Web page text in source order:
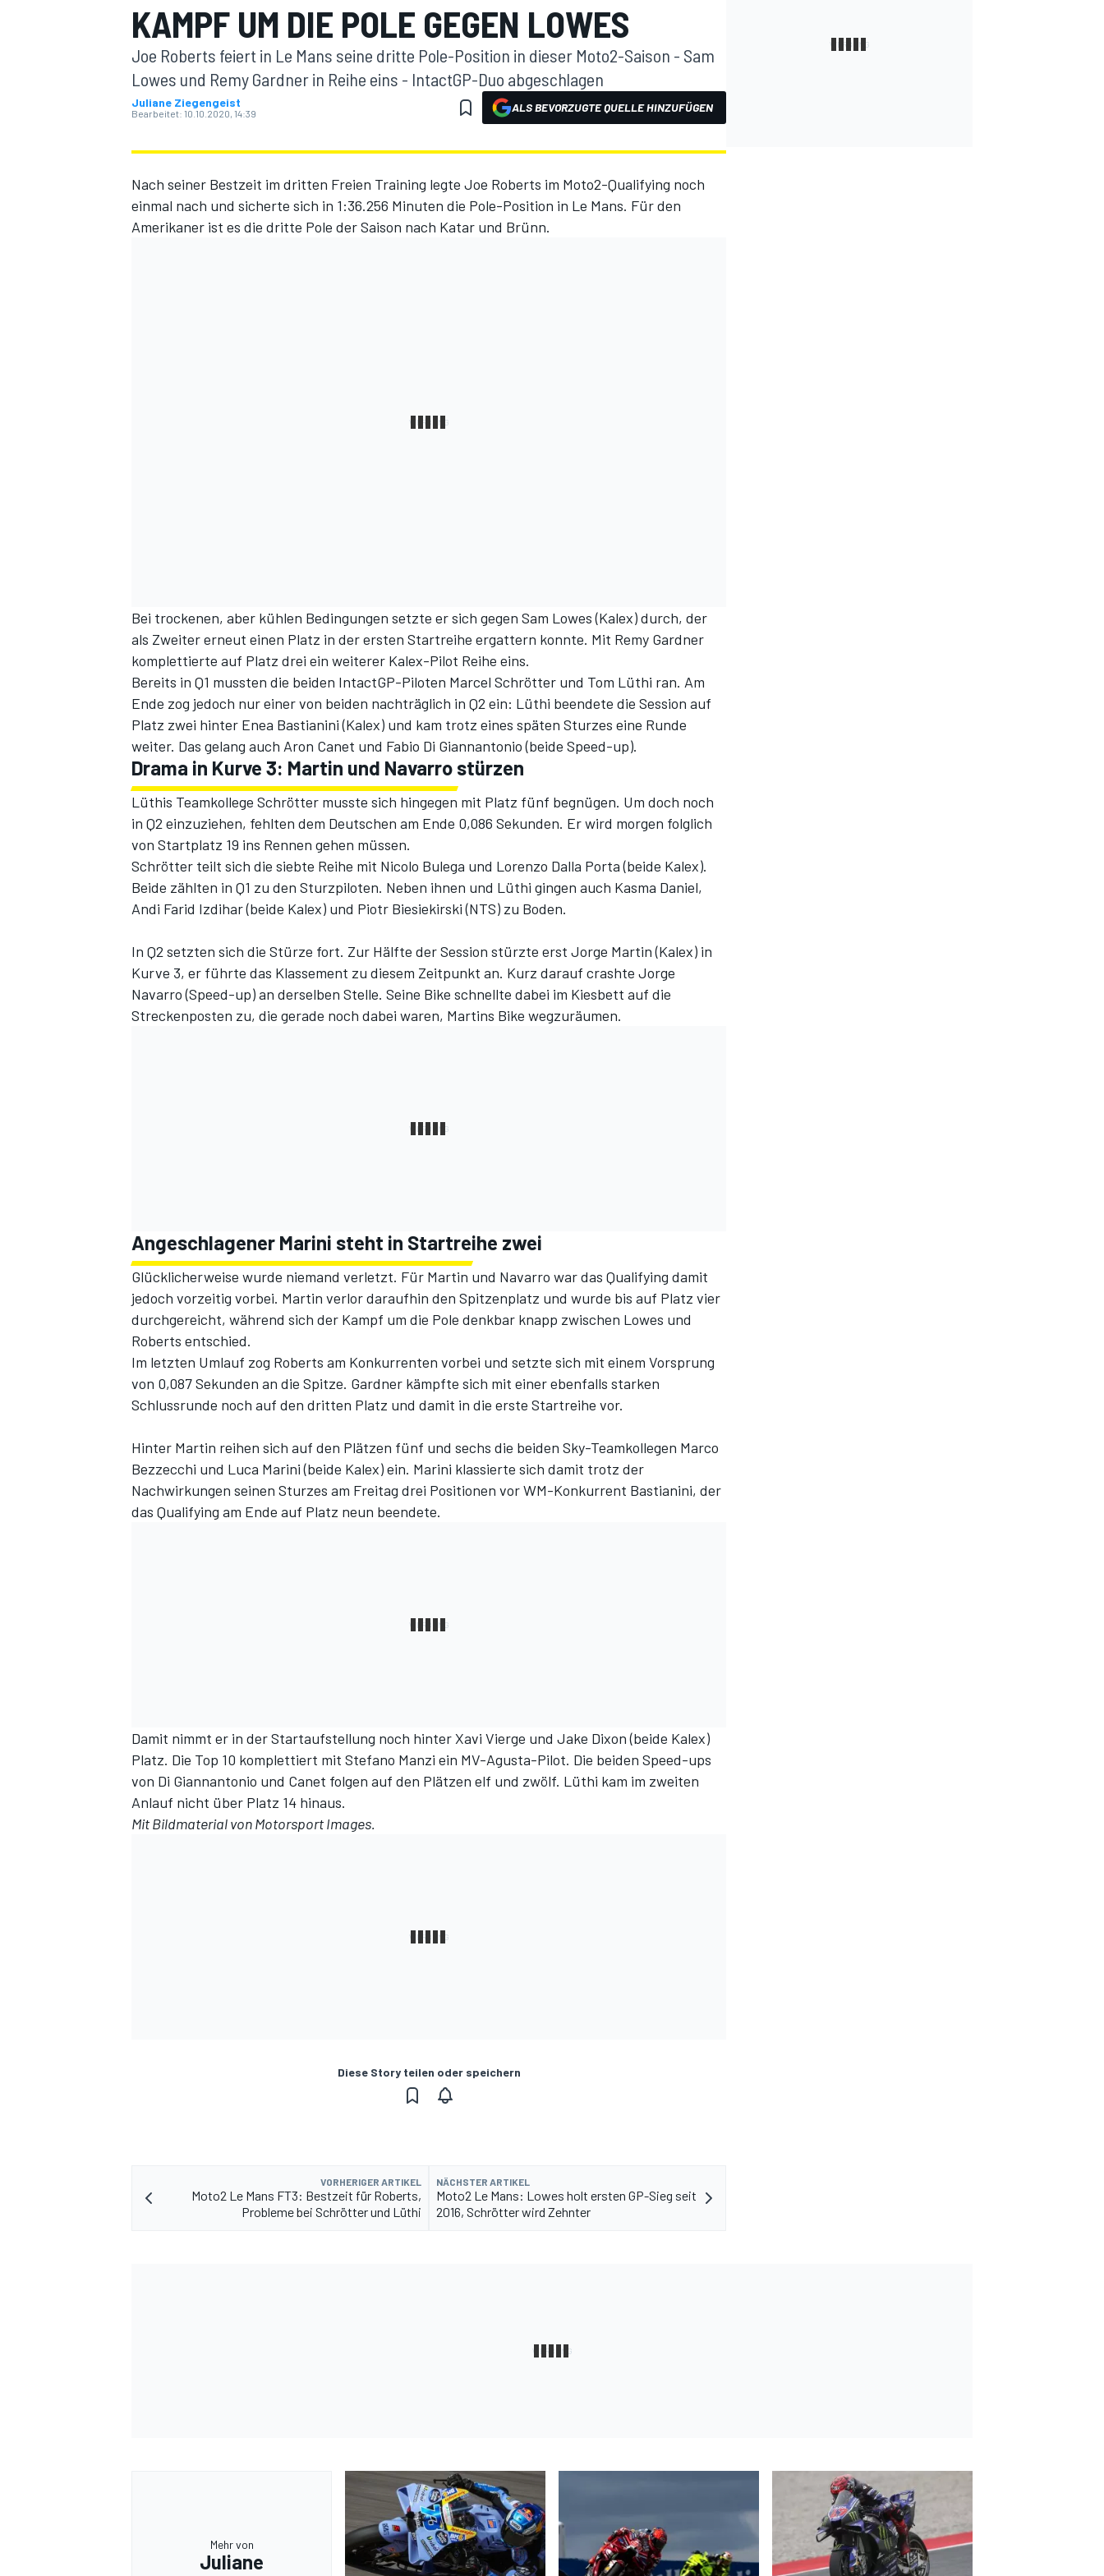
SPORTWAGEN
KAMPF UM DIE POLE GEGEN LOWES
Joe Roberts feiert in Le Mans seine dritte Pole-Position in dieser Moto2-Saison - Sam
Lowes und Remy Gardner in Reihe eins - IntactGP-Duo abgeschlagen
Juliane Ziegengeist
Bearbeitet: 10.10.2020, 14:39 ALS BEVORZUGTE QUELLE HINZUFÜGEN
Nach seiner Bestzeit im dritten Freien Training legte Joe Roberts im Moto2-Qualifying noch
einmal nach und sicherte sich in 1:36.256 Minuten die Pole-Position in Le Mans. Für den
Amerikaner ist es die dritte Pole der Saison nach Katar und Brünn.
Bei trockenen, aber kühlen Bedingungen setzte er sich gegen Sam Lowes (Kalex) durch, der
als Zweiter erneut einen Platz in der ersten Startreihe ergattern konnte. Mit Remy Gardner
komplettierte auf Platz drei ein weiterer Kalex-Pilot Reihe eins.
Bereits in Q1 mussten die beiden IntactGP-Piloten Marcel Schrötter und Tom Lüthi ran. Am
Ende zog jedoch nur einer von beiden nachträglich in Q2 ein: Lüthi beendete die Session auf
Platz zwei hinter Enea Bastianini (Kalex) und kam trotz eines späten Sturzes eine Runde
weiter. Das gelang auch Aron Canet und Fabio Di Giannantonio (beide Speed-up).
Drama in Kurve 3: Martin und Navarro stürzen
Lüthis Teamkollege Schrötter musste sich hingegen mit Platz fünf begnügen. Um doch noch
in Q2 einzuziehen, fehlten dem Deutschen am Ende 0,086 Sekunden. Er wird morgen folglich
von Startplatz 19 ins Rennen gehen müssen.
Schrötter teilt sich die siebte Reihe mit Nicolo Bulega und Lorenzo Dalla Porta (beide Kalex).
Beide zählten in Q1 zu den Sturzpiloten. Neben ihnen und Lüthi gingen auch Kasma Daniel,
Andi Farid Izdihar (beide Kalex) und Piotr Biesiekirski (NTS) zu Boden.
In Q2 setzten sich die Stürze fort. Zur Hälfte der Session stürzte erst Jorge Martin (Kalex) in
Kurve 3, er führte das Klassement zu diesem Zeitpunkt an. Kurz darauf crashte Jorge
Navarro (Speed-up) an derselben Stelle. Seine Bike schnellte dabei im Kiesbett auf die
Streckenposten zu, die gerade noch dabei waren, Martins Bike wegzuräumen.
Angeschlagener Marini steht in Startreihe zwei
Glücklicherweise wurde niemand verletzt. Für Martin und Navarro war das Qualifying damit
jedoch vorzeitig vorbei. Martin verlor daraufhin den Spitzenplatz und wurde bis auf Platz vier
durchgereicht, während sich der Kampf um die Pole denkbar knapp zwischen Lowes und
Roberts entschied.
Im letzten Umlauf zog Roberts am Konkurrenten vorbei und setzte sich mit einem Vorsprung
von 0,087 Sekunden an die Spitze. Gardner kämpfte sich mit einer ebenfalls starken
Schlussrunde noch auf den dritten Platz und damit in die erste Startreihe vor.
Hinter Martin reihen sich auf den Plätzen fünf und sechs die beiden Sky-Teamkollegen Marco
Bezzecchi und Luca Marini (beide Kalex) ein. Marini klassierte sich damit trotz der
Nachwirkungen seinen Sturzes am Freitag drei Positionen vor WM-Konkurrent Bastianini, der
das Qualifying am Ende auf Platz neun beendete.
Damit nimmt er in der Startaufstellung noch hinter Xavi Vierge und Jake Dixon (beide Kalex)
Platz. Die Top 10 komplettiert mit Stefano Manzi ein MV-Agusta-Pilot. Die beiden Speed-ups
von Di Giannantonio und Canet folgen auf den Plätzen elf und zwölf. Lüthi kam im zweiten
Anlauf nicht über Platz 14 hinaus.
Mit Bildmaterial vonMotorsport Images.
Diese Story teilen oder speichern
VORHERIGER ARTIKEL
Moto2 Le Mans FT3: Bestzeit für Roberts,
Probleme bei Schrötter und Lüthi
NÄCHSTER ARTIKEL
Moto2 Le Mans: Lowes holt ersten GP-Sieg seit
2016, Schrötter wird Zehnter
Mehr von
Juliane